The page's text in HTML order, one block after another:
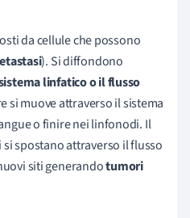
da cellule che possono
). Si diffondono
linfatico o il flusso
si muove attraverso il sistema
o finire nei linfonodi. Il
spostano attraverso il flusso
siti generandotumori